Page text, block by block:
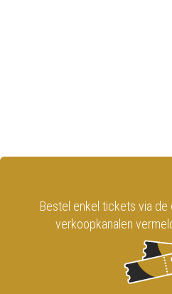
Bestel enkel tickets via
verkoopkanalen